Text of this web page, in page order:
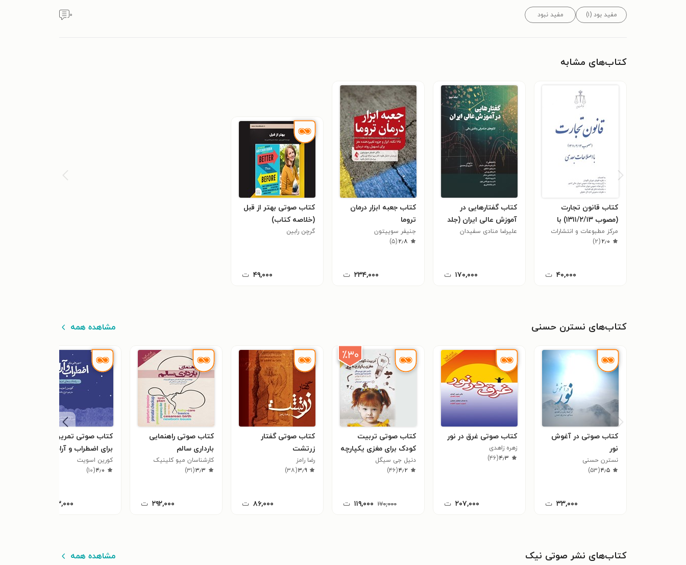
مفید بود (۱) مفید نبود ۰
کتاب‌های مشابه
کتاب قانون تجارت
(مصوب ۱۳۱۱/۲/۱۳) با
اصلاحات بعدی
مرکز مطبوعات و انتشارات
قوه قضاییه
۲٫۰(۲)
۴۰,۰۰۰ ت
کتاب گفتارهایی در
آموزش عالی ایران (جلد
دوم)
علیرضا منادی سفیدان
۱۷۰,۰۰۰ ت
کتاب جعبه ابزار درمان
تروما
جنیفر سوییتون
۲٫۸(۵)
۲۳۴,۰۰۰ ت
کتاب صوتی بهتر از قبل
(خلاصه کتاب)
گرچن رابین
۴۹,۰۰۰ ت
کتاب‌های نسترن حسنی مشاهده همه
کتاب صوتی در آغوش
نور
نسترن حسنی
۴٫۵(۵۳)
۳۳,۰۰۰ ت
کتاب صوتی غرق در نور
زهره زاهدی
۴٫۳(۴۶)
۲۰۷,۰۰۰ ت
٪۳۰
کتاب صوتی تربیت
کودک برای مغزی یکپارچه
دنیل جی سیگل
۴٫۲(۴۶)
۱۷۰,۰۰۰ ۱۱۹,۰۰۰ ت
کتاب صوتی گفتار
زرتشت
رضا رامز
۳٫۹(۳۸)
۸۶,۰۰۰ ت
کتاب صوتی راهنمایی
بارداری سالم
کارشناسان میو کلینیک
۳٫۳(۳۱)
۲۹۲,۰۰۰ ت
کتاب صوتی تمرین‌هایی
برای اضطراب و آرامش
کورین اسویت
۴٫۰(۱۰)
۱۰۳,۰۰۰
کتاب‌های نشر صوتی نیک مشاهده همه